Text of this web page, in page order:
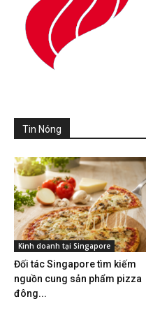
Tin Nóng
Kinh doanh tại Singapore
Đối tác Singapore tìm kiếm
nguồn cung sản phẩm pizza
đông...